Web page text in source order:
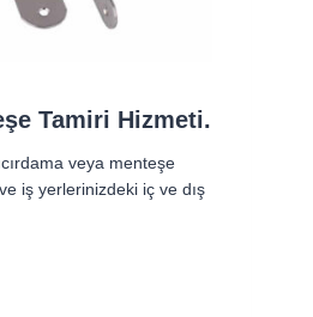
Tamiri Hizmeti.
veya menteşe
iş yerlerinizdeki iç ve dış